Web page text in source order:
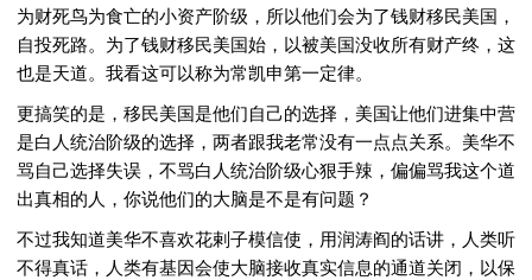
为财死鸟为食亡的小资产阶级，所以他们会为了钱财移民美国，
自投死路。为了钱财移民美国始，以被美国没收所有财产终，这
也是天道。我看这可以称为常凯申第一定律。
更搞笑的是，移民美国是他们自己的选择，美国让他们进集中营
是白人统治阶级的选择，两者跟我老常没有一点点关系。美华不
骂自己选择失误，不骂白人统治阶级心狠手辣，偏偏骂我这个道
出真相的人，你说他们的大脑是不是有问题？
不过我知道美华不喜欢花剌子模信使，用润涛阎的话讲，人类听
不得真话，人类有基因会使大脑接收真实信息的通道关闭，以保